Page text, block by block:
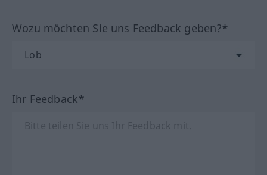
Wozu möchten Sie uns Feedback geben?*
Ihr Feedback*